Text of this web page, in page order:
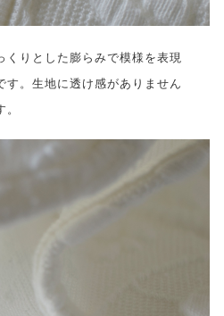
くりとした膨らみで模様を表現
す。生地に透け感がありません